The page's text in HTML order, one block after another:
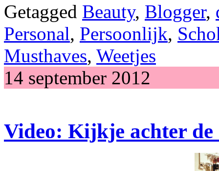
Getagged Beauty, Blogger,
Personal, Persoonlijk,
Musthaves, Weetjes
14 september 2012
Video: Kijkje achter